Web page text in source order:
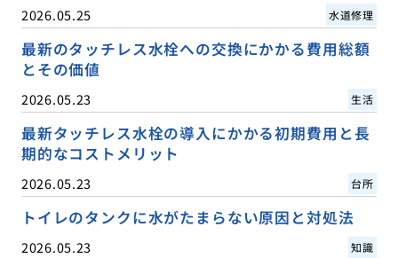
2026.05.25 水道修理
最新のタッチレス水栓への交換にかかる費用総額
とその価値
2026.05.23 生活
最新タッチレス水栓の導入にかかる初期費用と長
期的なコストメリット
2026.05.23 台所
トイレのタンクに水がたまらない原因と対処法
2026.05.23 知識